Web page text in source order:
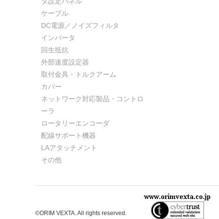
ケーブル
DC電源／ノイズフィルタ
インバータ
回生抵抗
外部速度設定器
取付金具・トルクアーム
カバー
ネットワーク対応製品・コントロ
ーラ
ロータリーエンコーダ
配線サポート機器
LAアタッチメント
その他
©ORIM VEXTA. All rights reserved.